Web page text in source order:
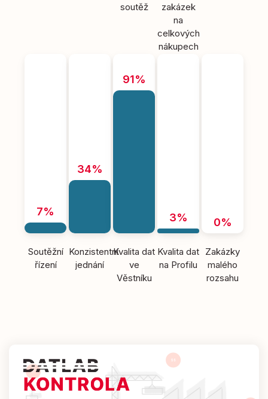
soutěž
zakázek
na
celkových
nákupech
7%
Soutěžní
řízení
34%
Konzistentní
jednání
91%
Kvalita dat
ve
Věstníku
3%
Kvalita dat
na Profilu
0%
Zakázky
malého
rozsahu